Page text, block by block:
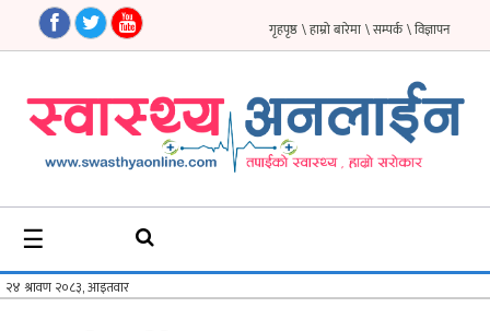
गृहपृष्ठ
समाचार
फिचर
अन्तर्वार्ता
\ विज्ञापन
\ सम्पर्क
\ हाम्रो बारेमा
गृहपृष्ठ
☰